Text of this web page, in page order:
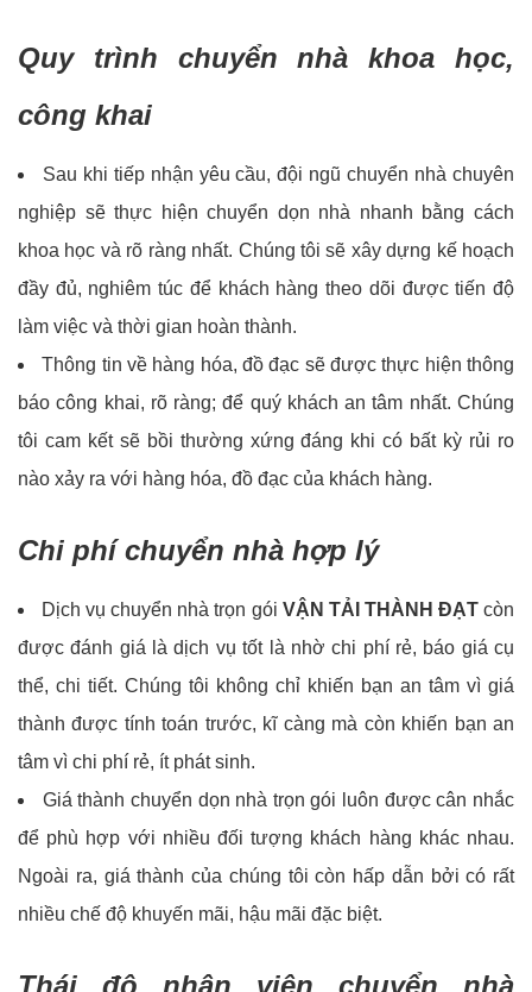
Quy trình chuyển nhà khoa học,
công khai
Sau khi tiếp nhận yêu cầu, đội ngũ chuyển nhà chuyên
nghiệp sẽ thực hiện chuyển dọn nhà nhanh bằng cách
khoa học và rõ ràng nhất. Chúng tôi sẽ xây dựng kế hoạch
đầy đủ, nghiêm túc để khách hàng theo dõi được tiến độ
làm việc và thời gian hoàn thành.
Thông tin về hàng hóa, đồ đạc sẽ được thực hiện thông
báo công khai, rõ ràng; để quý khách an tâm nhất. Chúng
tôi cam kết sẽ bồi thường xứng đáng khi có bất kỳ rủi ro
nào xảy ra với hàng hóa, đồ đạc của khách hàng.
Chi phí chuyển nhà hợp lý
Dịch vụ chuyển nhà trọn gói VẬN TẢI THÀNH ĐẠTcòn
được đánh giá là dịch vụ tốt là nhờ chi phí rẻ, báo giá cụ
thể, chi tiết. Chúng tôi không chỉ khiến bạn an tâm vì giá
thành được tính toán trước, kĩ càng mà còn khiến bạn an
tâm vì chi phí rẻ, ít phát sinh.
Giá thành chuyển dọn nhà trọn gói luôn được cân nhắc
để phù hợp với nhiều đối tượng khách hàng khác nhau.
Ngoài ra, giá thành của chúng tôi còn hấp dẫn bởi có rất
nhiều chế độ khuyến mãi, hậu mãi đặc biệt.